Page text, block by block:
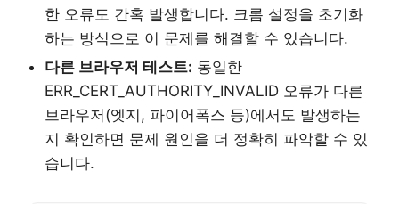
한 오류도 간혹 발생합니다. 크롬 설정을 초기화
하는 방식으로 이 문제를 해결할 수 있습니다.
다른 브라우저 테스트: 동일한
ERR_CERT_AUTHORITY_INVALID 오류가 다른
브라우저(엣지, 파이어폭스 등)에서도 발생하는
지 확인하면 문제 원인을 더 정확히 파악할 수 있
습니다.